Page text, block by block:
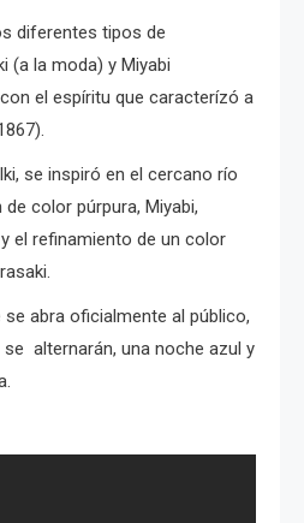
diferentes tipos de
(a la moda) y Miyabi
el espíritu que caracterízó a
se inspiró en el cercano río
color púrpura, Miyabi,
el refinamiento de un color
abra oficialmente al público,
alternarán, una noche azul y